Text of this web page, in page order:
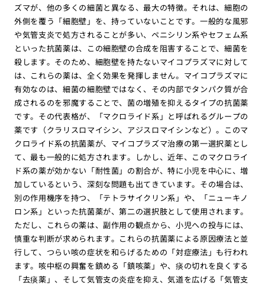
ズマが、他の多くの細菌と異なる、最大の特徴。それは、細胞の
外側を覆う「細胞壁」を、持っていないことです。一般的な風邪
や気管支炎で処方されることが多い、ペニシリン系やセフェム系
といった抗菌薬は、この細胞壁の合成を阻害することで、細菌を
殺します。そのため、細胞壁を持たないマイコプラズマに対して
は、これらの薬は、全く効果を発揮しません。マイコプラズマに
有効なのは、細菌の細胞壁ではなく、その内部でタンパク質が合
成されるのを邪魔することで、菌の増殖を抑えるタイプの抗菌薬
です。その代表格が、「マクロライド系」と呼ばれるグループの
薬です（クラリスロマイシン、アジスロマイシンなど）。このマ
クロライド系の抗菌薬が、マイコプラズマ治療の第一選択薬とし
て、最も一般的に処方されます。しかし、近年、このマクロライ
ド系の薬が効かない「耐性菌」の割合が、特に小児を中心に、増
加しているという、深刻な問題も出てきています。その場合は、
別の作用機序を持つ、「テトラサイクリン系」や、「ニューキノ
ロン系」といった抗菌薬が、第二の選択肢として使用されます。
ただし、これらの薬は、副作用の観点から、小児への投与には、
慎重な判断が求められます。これらの抗菌薬による原因療法と並
行して、つらい咳の症状を和らげるための「対症療法」も行われ
ます。咳中枢の興奮を鎮める「鎮咳薬」や、痰の切れを良くする
「去痰薬」、そして気管支の炎症を抑え、気道を広げる「気管支